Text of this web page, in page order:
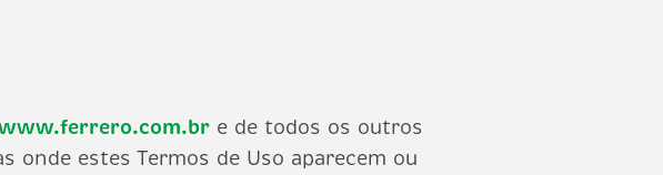
e de todos os outros
estes Termos de Uso aparecem ou